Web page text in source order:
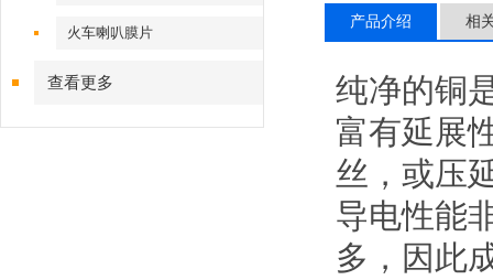
火车喇叭膜片
查看更多
产品介绍 相
纯净的铜
富有延展
丝，或压
导电性能
多，因此